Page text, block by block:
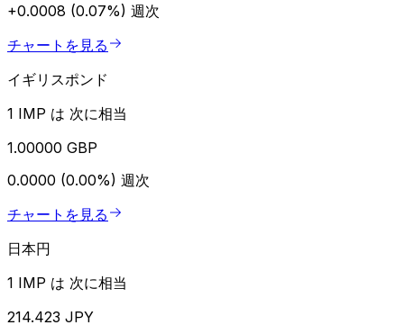
+0.0008 (0.07%) 週次
チャートを見る
イギリスポンド
1 IMP は 次に相当
1.00000 GBP
0.0000 (0.00%) 週次
チャートを見る
日本円
1 IMP は 次に相当
214.423 JPY